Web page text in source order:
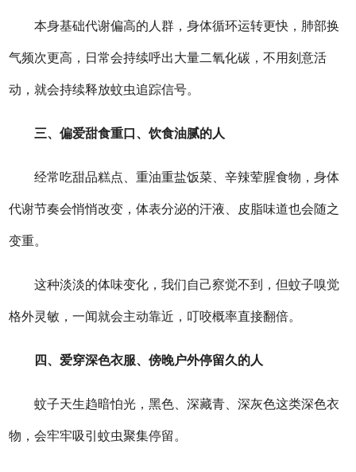
本身基础代谢偏高的人群，身体循环运转更快，肺部换
气频次更高，日常会持续呼出大量二氧化碳，不用刻意活
动，就会持续释放蚊虫追踪信号。
三、偏爱甜食重口、饮食油腻的人
经常吃甜品糕点、重油重盐饭菜、辛辣荤腥食物，身体
代谢节奏会悄悄改变，体表分泌的汗液、皮脂味道也会随之
变重。
这种淡淡的体味变化，我们自己察觉不到，但蚊子嗅觉
格外灵敏，一闻就会主动靠近，叮咬概率直接翻倍。
四、爱穿深色衣服、傍晚户外停留久的人
蚊子天生趋暗怕光，黑色、深藏青、深灰色这类深色衣
物，会牢牢吸引蚊虫聚集停留。